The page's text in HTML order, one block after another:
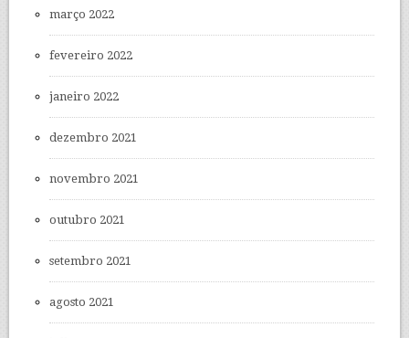
março 2022
fevereiro 2022
janeiro 2022
dezembro 2021
novembro 2021
outubro 2021
setembro 2021
agosto 2021